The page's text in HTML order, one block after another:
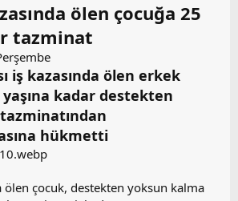
n
g
ı
ç
t
a
r
i
h
i
ölen çocuğa 25
tazminat
iş kazasında ölen erkek
kadar destekten
hükmetti
ölen çocuk, destekten yoksun kalma